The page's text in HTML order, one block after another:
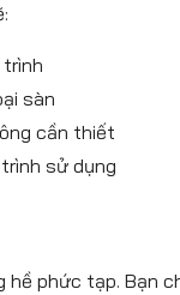
sàn
cần thiết
sử dụng
hề phức tạp. Bạn